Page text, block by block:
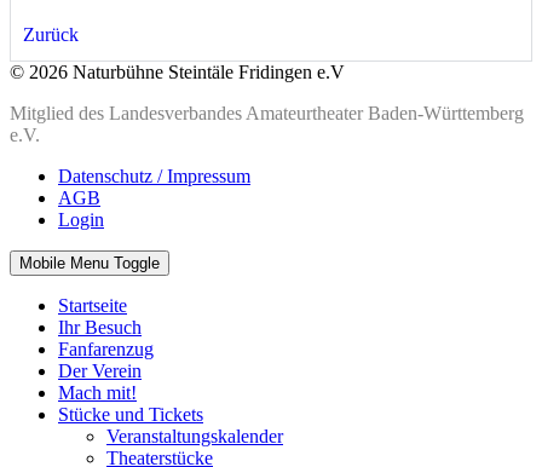
Zurück
© 2026 Naturbühne Steintäle Fridingen e.V
Mitglied des Landesverbandes Amateurtheater Baden-Württemberg
e.V.
Datenschutz / Impressum
AGB
Login
Mobile Menu Toggle
Startseite
Ihr Besuch
Fanfarenzug
Der Verein
Mach mit!
Stücke und Tickets
Veranstaltungskalender
Theaterstücke